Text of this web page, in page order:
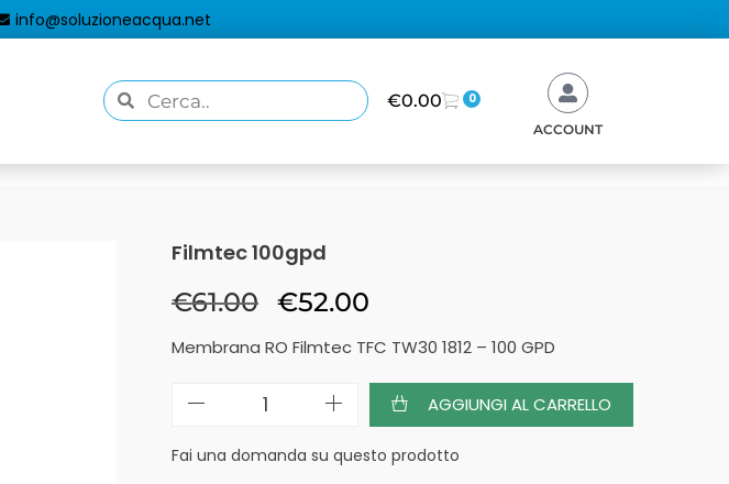
info@soluzioneacqua.net
€0.00
0
ACCOUNT
Filmtec 100gpd
€61.00 €52.00
Membrana RO Filmtec TFC TW30 1812 – 100 GPD
AGGIUNGI AL CARRELLO
Fai una domanda su questo prodotto